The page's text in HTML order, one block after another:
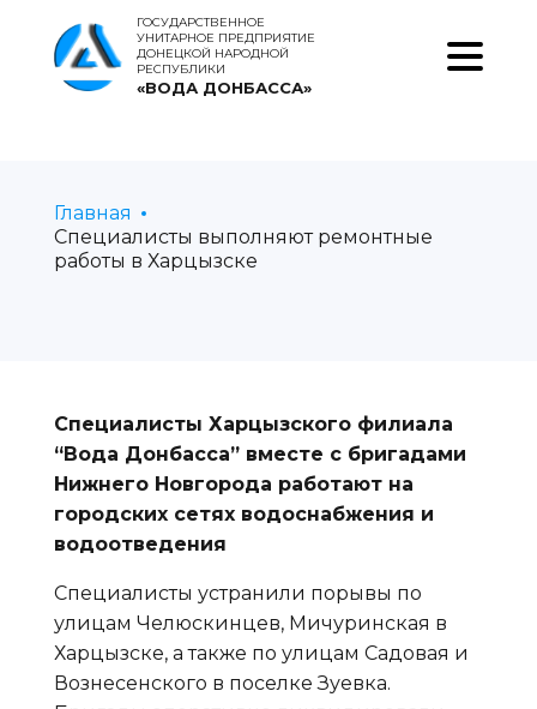
ГОСУДАРСТВЕННОЕ
УНИТАРНОЕ ПРЕДПРИЯТИЕ
ДОНЕЦКОЙ НАРОДНОЙ
РЕСПУБЛИКИ
«ВОДА ДОНБАССА»
Главная
Специалисты выполняют ремонтные
работы в Харцызске
Специалисты Харцызского филиала
“Вода Донбасса” вместе с бригадами
Нижнего Новгорода работают на
городских сетях водоснабжения и
водоотведения
Специалисты устранили порывы по
улицам Челюскинцев, Мичуринская в
Харцызске, а также по улицам Садовая и
Вознесенского в поселке Зуевка.